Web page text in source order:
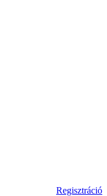
Regisztráció